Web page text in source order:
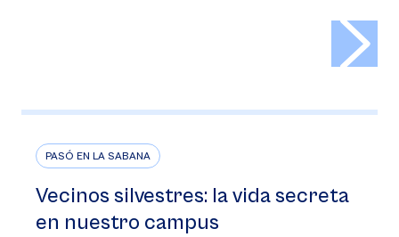
PASÓ EN LA SABANA
Vecinos silvestres: la vida secreta
en nuestro campus